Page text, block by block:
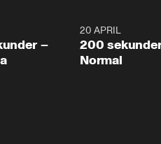
4:23
–
20 APRIL
200
Normal